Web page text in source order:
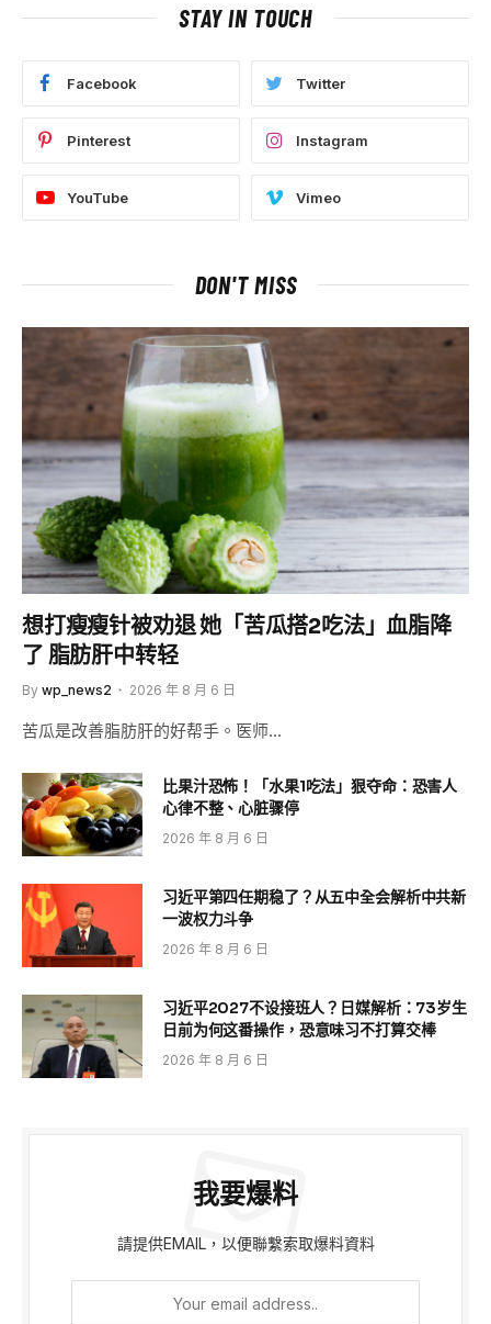
STAY IN TOUCH
Facebook Twitter
Pinterest Instagram
YouTube Vimeo
DON'T MISS
想打瘦瘦针被劝退 她「苦瓜搭2吃法」血脂降
了 脂肪肝中转轻
By wp_news2 2026 年 8 月 6 日
苦瓜是改善脂肪肝的好帮手。医师…
比果汁恐怖！「水果1吃法」狠夺命：恐害人
心律不整、心脏骤停
2026 年 8 月 6 日
习近平第四任期稳了？从五中全会解析中共新
一波权力斗争
2026 年 8 月 6 日
习近平2027不设接班人？日媒解析：73岁生
日前为何这番操作，恐意味习不打算交棒
2026 年 8 月 6 日
我要爆料
請提供EMAIL，以便聯繫索取爆料資料